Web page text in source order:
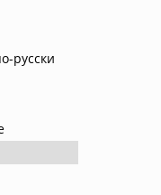
русски